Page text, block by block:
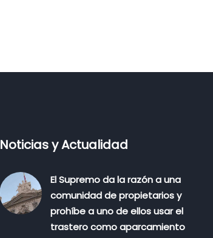
Noticias y Actualidad
El Supremo da la razón a una
comunidad de propietarios y
prohíbe a uno de ellos usar el
trastero como aparcamiento